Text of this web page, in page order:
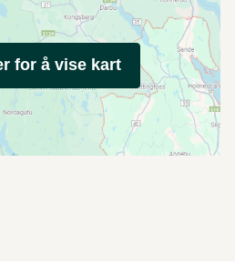
for å vise kart